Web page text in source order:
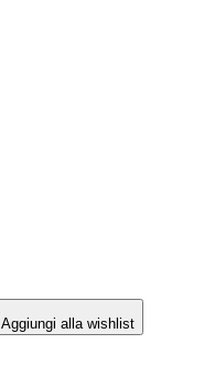
Aggiungi alla wishlist